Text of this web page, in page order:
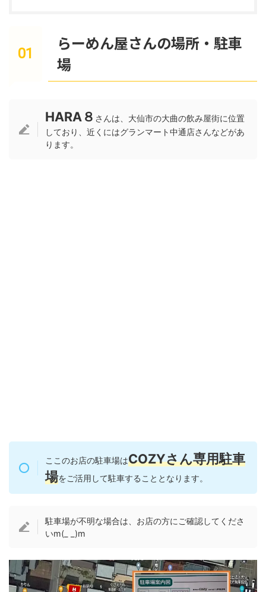
らーめん屋さんの場所・駐車
場
HARA８ さんは、大仙市の大曲の飲み屋街に位置
しており、近くにはグランマート中通店さんなどがあ
ります。
ここのお店の駐車場はCOZYさん専用駐車
場をご活用して駐車することとなります。
駐車場が不明な場合は、お店の方にご確認してくださ
いm(_ _)m